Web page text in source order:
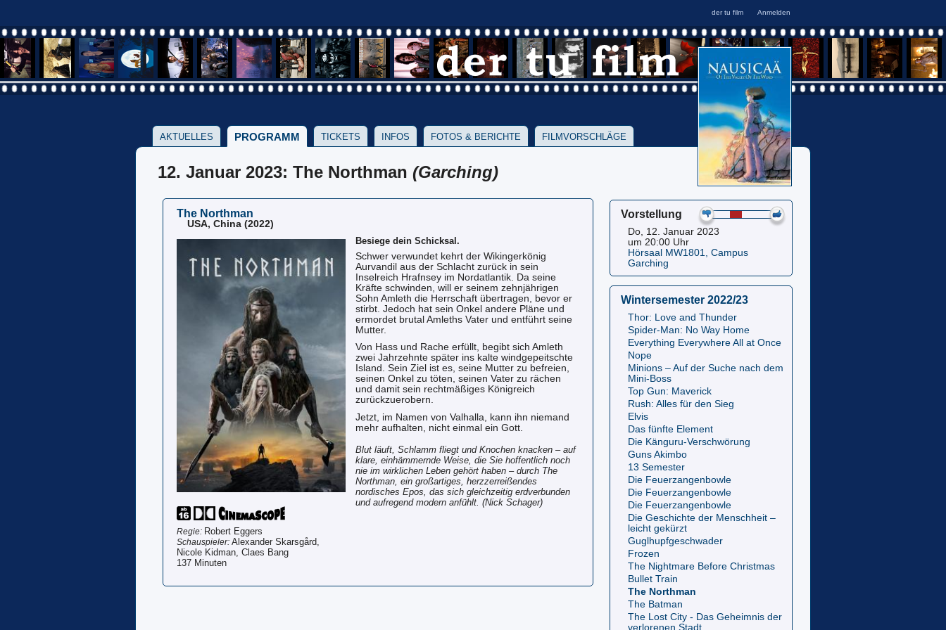
AKTUELLES PROGRAMM TICKETS INFOS FOTOS & BERICHTE FILMVORSCHLÄGE
Vorstellung
Do, 12. Januar 2023
um 20:00 Uhr
Hörsaal MW1801, Campus
Garching
Wintersemester 2022/23
Thor: Love and Thunder
Spider-Man: No Way Home
Everything Everywhere All at Once
Nope
Minions – Auf der Suche nach dem
Mini-Boss
Top Gun: Maverick
Rush: Alles für den Sieg
Elvis
Das fünfte Element
Die Känguru-Verschwörung
Guns Akimbo
13 Semester
Die Feuerzangenbowle
Die Feuerzangenbowle
Die Feuerzangenbowle
Die Geschichte der Menschheit –
leicht gekürzt
Guglhupfgeschwader
Frozen
The Nightmare Before Christmas
Bullet Train
The Northman
The Batman
The Lost City - Das Geheimnis der
verlorenen Stadt
12. Januar 2023: The Northman (Garching)
The Northman
USA, China (2022)
Regie: Robert Eggers
Schauspieler: Alexander Skarsgård,
Nicole Kidman, Claes Bang
137 Minuten
Besiege dein Schicksal.
Schwer verwundet kehrt der Wikingerkönig
Aurvandil aus der Schlacht zurück in sein
Inselreich Hrafnsey im Nordatlantik. Da seine
Kräfte schwinden, will er seinem zehnjährigen
Sohn Amleth die Herrschaft übertragen, bevor er
stirbt. Jedoch hat sein Onkel andere Pläne und
ermordet brutal Amleths Vater und entführt seine
Mutter.
Von Hass und Rache erfüllt, begibt sich Amleth
zwei Jahrzehnte später ins kalte windgepeitschte
Island. Sein Ziel ist es, seine Mutter zu befreien,
seinen Onkel zu töten, seinen Vater zu rächen
und damit sein rechtmäßiges Königreich
zurückzuerobern.
Jetzt, im Namen von Valhalla, kann ihn niemand
mehr aufhalten, nicht einmal ein Gott.
Blut läuft, Schlamm fliegt und Knochen knacken – auf
klare, einhämmernde Weise, die Sie hoffentlich noch
nie im wirklichen Leben gehört haben – durch The
Northman, ein großartiges, herzzerreißendes
nordisches Epos, das sich gleichzeitig erdverbunden
und aufregend modern anfühlt. (Nick Schager)